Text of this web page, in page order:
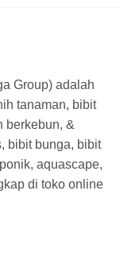
Group) adalah
tanaman, bibit
berkebun, &
bibit bunga, bibit
aquascape,
di toko online